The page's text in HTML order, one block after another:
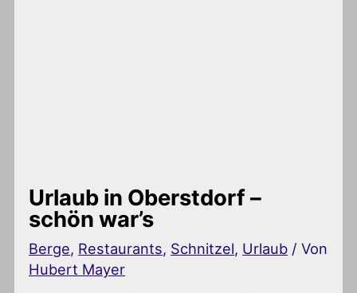
Urlaub in Oberstdorf –
schön war’s
Berge, Restaurants, Schnitzel, Urlaub / Von
Hubert Mayer